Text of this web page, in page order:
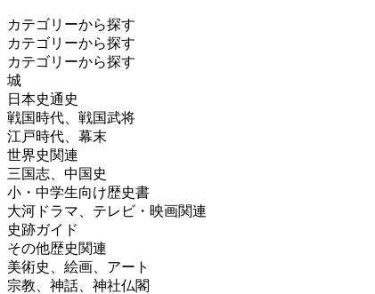
カテゴリーから探す
カテゴリーから探す
カテゴリーから探す
城
日本史通史
戦国時代、戦国武将
江戸時代、幕末
世界史関連
三国志、中国史
小・中学生向け歴史書
大河ドラマ、テレビ・映画関連
史跡ガイド
その他歴史関連
美術史、絵画、アート
宗教、神話、神社仏閣